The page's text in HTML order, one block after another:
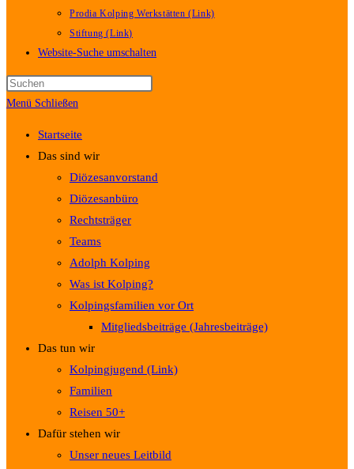
Prodia Kolping Werkstätten (Link)
Stiftung (Link)
Website-Suche umschalten
Menü Schließen
Startseite
Das sind wir
Diözesanvorstand
Diözesanbüro
Rechtsträger
Teams
Adolph Kolping
Was ist Kolping?
Kolpingsfamilien vor Ort
Mitgliedsbeiträge (Jahresbeiträge)
Das tun wir
Kolpingjugend (Link)
Familien
Reisen 50+
Dafür stehen wir
Unser neues Leitbild